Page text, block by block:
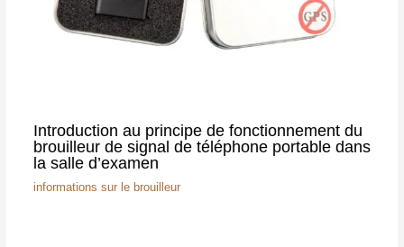
Introduction au principe de fonctionnement du
brouilleur de signal de téléphone portable dans
la salle d’examen
informations sur le brouilleur